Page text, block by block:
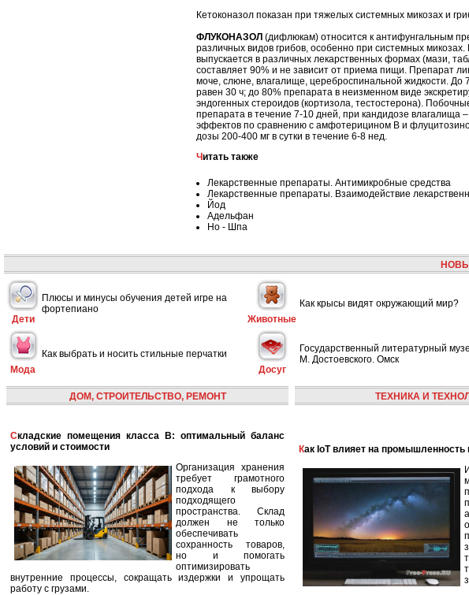
Кетоконазол показан при тяжелых системных микозах и
ФЛУКОНАЗОЛ (дифлюкам) относится к антифунгальным
различных видов грибов, особенно при системных
выпускается в различных лекарственных формах (мази,
составляет 90% и не зависит от приема пищи. Препарат
моче, слюне, влагалище, цереброспинальной жидкости. До
равен 30 ч; до 80% препарата в неизменном виде
эндогенных стероидов (кортизола, тестостерона).
препарата в течение 7-10 дней, при кандидозе влагалища
эффектов по сравнению с амфотерицином В и
дозы 200-400 мг в сутки в течение 6-8 нед.
Читать также
Лекарственные препараты. Антимикробные средства
Лекарственные препараты. Взаимодействие
Йод
Адельфан
Но - Шпа
Дети
Плюсы и минусы обучения детей игре на
фортепиано
Животные
Как крысы видят окружающий мир?
Мода
Как выбрать и носить стильные перчатки
Досуг
Государственный литературный
М. Достоевского. Омск
ДОМ, СТРОИТЕЛЬСТВО, РЕМОНТ
Складские помещения класса B: оптимальный баланс
условий и стоимости
Организация хранения
требует грамотного
подхода к выбору
подходящего
пространства. Склад
должен не только
обеспечивать
сохранность товаров,
но и помогать
оптимизировать
внутренние процессы, сокращать издержки и упрощать
работу с грузами.
ТЕХНИКА И
Как IoT влияет на промышленность